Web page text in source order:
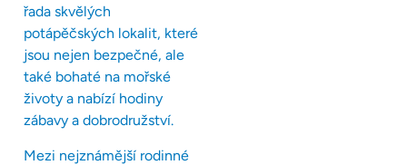
řada skvělých
potápěčských lokalit, které
jsou nejen bezpečné, ale
také bohaté na mořské
životy a nabízí hodiny
zábavy a dobrodružství.
Mezi nejznámější rodinné